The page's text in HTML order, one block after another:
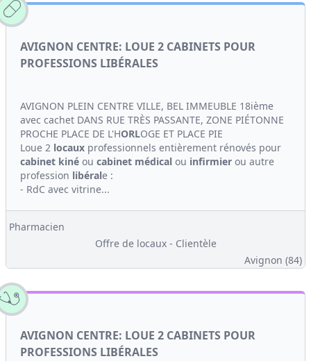
AVIGNON CENTRE: LOUE 2 CABINETS POUR
PROFESSIONS LIBÉRALES
AVIGNON PLEIN CENTRE VILLE, BEL IMMEUBLE 18ième
avec cachet DANS RUE TRÈS PASSANTE, ZONE PIÉTONNE
PROCHE PLACE DE L'HORLOGE ET PLACE PIE
Loue 2 locaux professionnels entièrement rénovés pour
cabinet kiné ou cabinet médical ou infirmier ou autre
profession libérale :
- RdC avec vitrine...
Pharmacien
Offre de locaux - Clientèle
Avignon (84)
AVIGNON CENTRE: LOUE 2 CABINETS POUR
PROFESSIONS LIBÉRALES